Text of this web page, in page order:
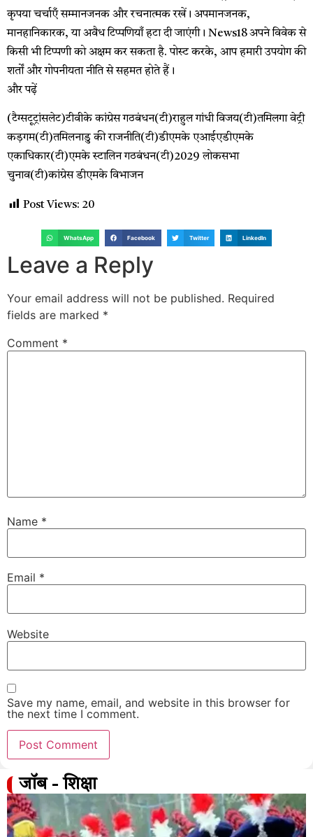
कृपया चर्चाएँ सम्मानजनक और रचनात्मक रखें। अपमानजनक,
मानहानिकारक, या अवैध टिप्पणियाँ हटा दी जाएंगी। News18 अपने विवेक से
किसी भी टिप्पणी को अक्षम कर सकता है. पोस्ट करके, आप हमारी उपयोग की
शर्तों और गोपनीयता नीति से सहमत होते हैं।
और पढ़ें
(टैग्सटूट्रांसलेट)टीवीके कांग्रेस गठबंधन(टी)राहुल गांधी विजय(टी)तमिलगा वेट्री
कड़गम(टी)तमिलनाडु की राजनीति(टी)डीएमके एआईएडीएमके
एकाधिकार(टी)एमके स्टालिन गठबंधन(टी)2029 लोकसभा
चुनाव(टी)कांग्रेस डीएमके विभाजन
Post Views: 20
WhatsApp Facebook Twitter LinkedIn
Leave a Reply
Your email address will not be published. Required
fields are marked *
Comment *
Name *
Email *
Website
Save my name, email, and website in this browser for
the next time I comment.
जॉब - शिक्षा